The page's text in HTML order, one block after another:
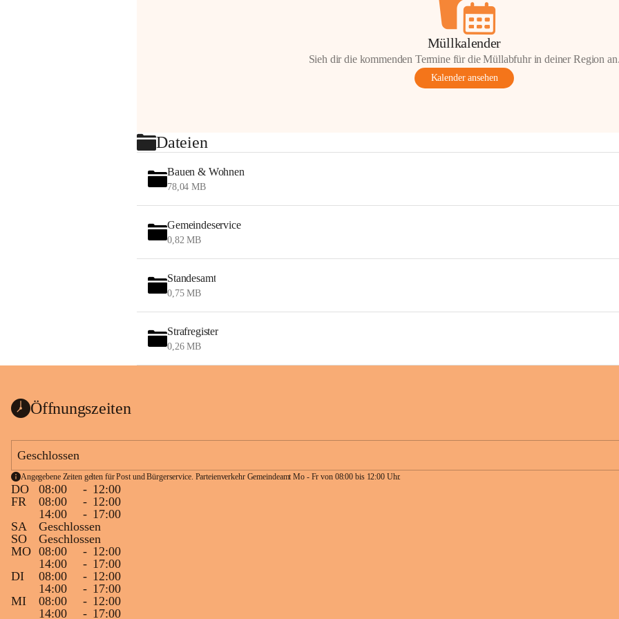
Müllkalender
Sieh dir die kommenden Termine für die Müllabfuhr in deiner Region
Kalender ansehen
Dateien
Bauen & Wohnen
78,04 MB
Gemeindeservice
0,82 MB
Standesamt
0,75 MB
Strafregister
0,26 MB
Öffnungszeiten
Geschlossen
Angegebene Zeiten gelten für Post und Bürgerservice. Parteienverkehr Gemeindeamt Mo - Fr von 08:00 bis 12:00 Uhr.
DO 08:00 - 12:00
FR
08:00 - 12:00
14:00
- 17:00
SA
Geschlossen
SO
Geschlossen
MO 08:00 - 12:00
14:00
- 17:00
DI
08:00 - 12:00
14:00
- 17:00
MI
08:00 - 12:00
14:00
- 17:00